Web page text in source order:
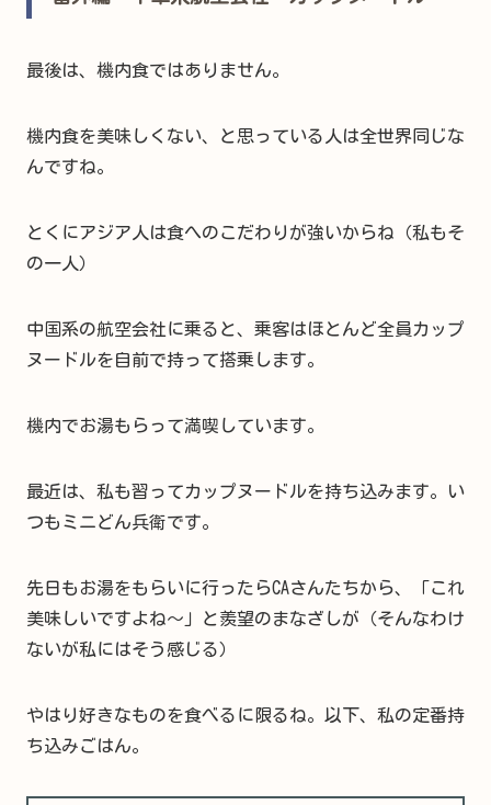
最後は、機内食ではありません。
機内食を美味しくない、と思っている人は全世界同じな
んですね。
とくにアジア人は食へのこだわりが強いからね（私もそ
の一人）
中国系の航空会社に乗ると、乗客はほとんど全員カップ
ヌードルを自前で持って搭乗します。
機内でお湯もらって満喫しています。
最近は、私も習ってカップヌードルを持ち込みます。い
つもミニどん兵衛です。
先日もお湯をもらいに行ったらCAさんたちから、「これ
美味しいですよね～」と羨望のまなざしが（そんなわけ
ないが私にはそう感じる）
やはり好きなものを食べるに限るね。以下、私の定番持
ち込みごはん。